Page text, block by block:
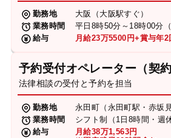
勤務地
大阪（大阪駅すぐ）
業務時間
平日8時50分～18時00分
給与
月給23万5500円+賞与年2
予約受付オペレーター（契約
法律相談の受付と予約を担当
勤務地
永田町（永田町駅・赤坂
業務時間
シフト制（1日8時間・週
給与
月給38万1,563円